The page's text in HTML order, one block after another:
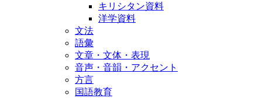
キリシタン資料
洋学資料
文法
語彙
文章・文体・表現
音声・音韻・アクセント
方言
国語教育